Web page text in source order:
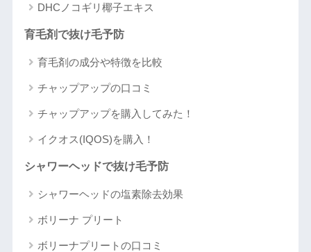
DHCノコギリ椰子エキス
育毛剤で抜け毛予防
育毛剤の成分や特徴を比較
チャップアップの口コミ
チャップアップを購入してみた！
イクオス(IQOS)を購入！
シャワーヘッドで抜け毛予防
シャワーヘッドの塩素除去効果
ボリーナ プリート
ボリーナプリートの口コミ